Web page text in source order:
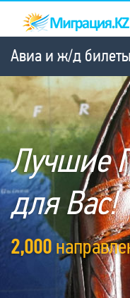
Авиа и ж/д билеты
Лучшие
для Вас!
2,000